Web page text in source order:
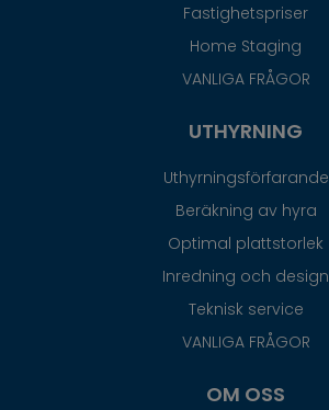
Fastighetspriser
Home Staging
VANLIGA FRÅGOR
UTHYRNING
Uthyrningsförfarande
Beräkning av hyra
Optimal plattstorlek
Inredning och design
Teknisk service
VANLIGA FRÅGOR
OM OSS